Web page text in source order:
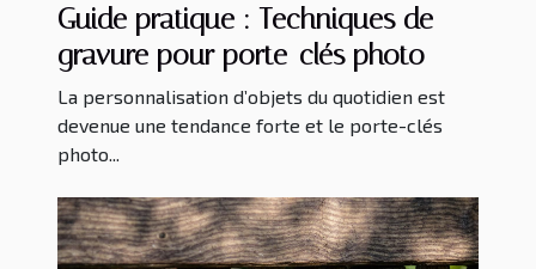
Guide pratique : Techniques de
gravure pour porte-clés photo
La personnalisation d’objets du quotidien est
devenue une tendance forte et le porte-clés
photo...